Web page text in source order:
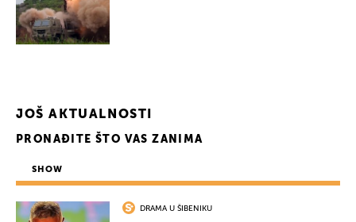
JOŠ AKTUALNOSTI
PRONAĐITE ŠTO VAS ZANIMA
SHOW
DRAMA U ŠIBENIKU